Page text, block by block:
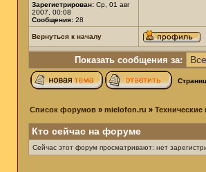
Зарегистрирован: Ср, 01 авг
2007, 00:08
Сообщения: 28
Вернуться к началу
Показать сообщения за:
Список форумов » mielofon.ru »
Кто сейчас на форуме
Сейчас этот форум просматривают: нет